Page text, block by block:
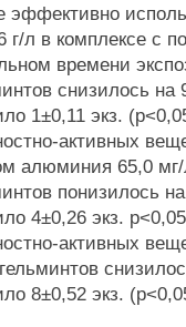
эффективно
л в комплексе с
времени
снизилось на
1±0,11 экз.
активных
алюминия 65,0
понизилось
4±0,26 экз.
активных
8±0,52 экз.